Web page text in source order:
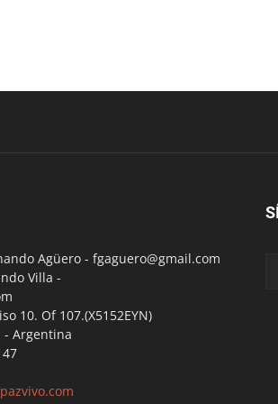
Agüero - fgaguero@gmail.com
Villa -
10. Of 107.(X5152EYN)
- Argentina